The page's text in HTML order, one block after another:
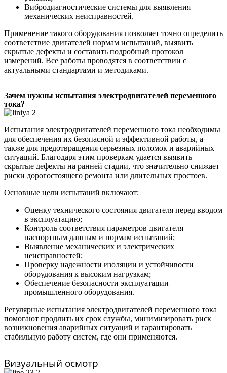
Вибродиагностические системы для выявления
механических неисправностей.
Применение такого оборудования позволяет точно определить
соответствие двигателей нормам испытаний, выявить
скрытые дефекты и составить подробный протокол
измерений. Все работы проводятся в соответствии с
актуальными стандартами и методиками.
Зачем нужны испытания электродвигателей переменного
тока?
Испытания электродвигателей переменного тока необходимы
для обеспечения их безопасной и эффективной работы, а
также для предотвращения серьезных поломок и аварийных
ситуаций. Благодаря этим проверкам удается выявить
скрытые дефекты на ранней стадии, что значительно снижает
риски дорогостоящего ремонта или длительных простоев.
Основные цели испытаний включают:
Оценку технического состояния двигателя перед вводом
в эксплуатацию;
Контроль соответствия параметров двигателя
паспортным данным и нормам испытаний;
Выявление механических и электрических
неисправностей;
Проверку надежности изоляции и устойчивости
оборудования к высоким нагрузкам;
Обеспечение безопасности эксплуатации
промышленного оборудования.
Регулярные испытания электродвигателей переменного тока
помогают продлить их срок службы, минимизировать риск
возникновения аварийных ситуаций и гарантировать
стабильную работу систем, где они применяются.
Визуальный осмотр